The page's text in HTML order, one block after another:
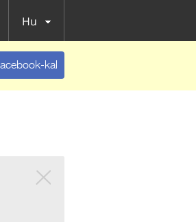
Hu
kal